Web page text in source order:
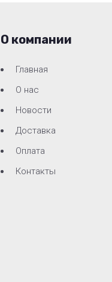
О компании
Главная
О нас
Новости
Доставка
Оплата
Контакты